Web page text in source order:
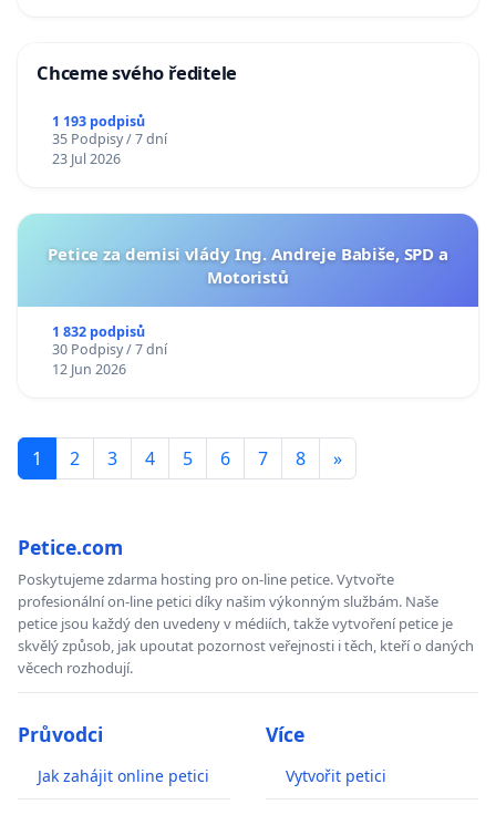
Chceme svého ředitele
1 193 podpisů
35 Podpisy / 7 dní
23 Jul 2026
Petice za demisi vlády Ing. Andreje Babiše, SPD a
Motoristů
1 832 podpisů
30 Podpisy / 7 dní
12 Jun 2026
1 2 3 4 5 6 7 8 »
Petice.com
Poskytujeme zdarma hosting pro on-line petice. Vytvořte
profesionální on-line petici díky našim výkonným službám. Naše
petice jsou každý den uvedeny v médiích, takže vytvoření petice je
skvělý způsob, jak upoutat pozornost veřejnosti i těch, kteří o daných
věcech rozhodují.
Průvodci
Jak zahájit online petici
Více
Vytvořit petici